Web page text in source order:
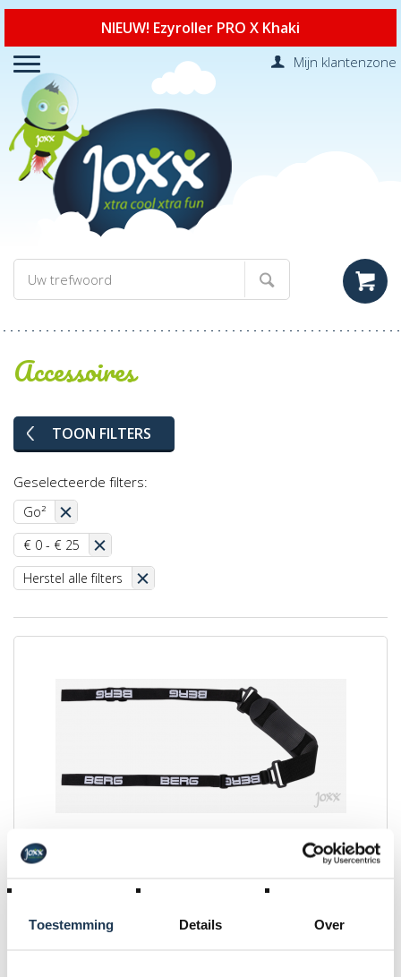
Toestemming Details Over
NIEUW! Ezyroller PRO X Khaki
Mijn klantenzone
Accessoires
TOON FILTERS
Geselecteerde filters:
Go²
€ 0 - € 25
Herstel alle filters